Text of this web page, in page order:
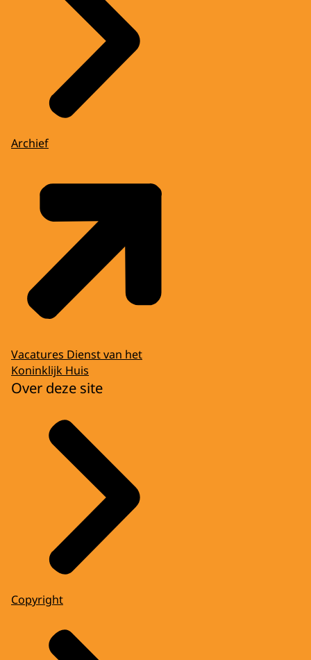
Archief
Vacatures Dienst van het
Koninklijk Huis
Over deze site
Copyright